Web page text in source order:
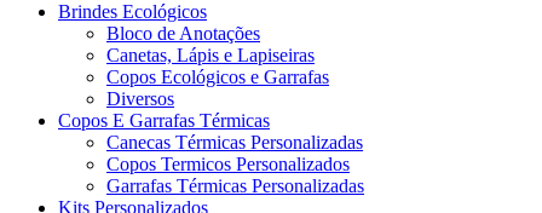
Brindes Ecológicos
Bloco de Anotações
Canetas, Lápis e Lapiseiras
Copos Ecológicos e Garrafas
Diversos
Copos E Garrafas Térmicas
Canecas Térmicas Personalizadas
Copos Termicos Personalizados
Garrafas Térmicas Personalizadas
Kits Personalizados